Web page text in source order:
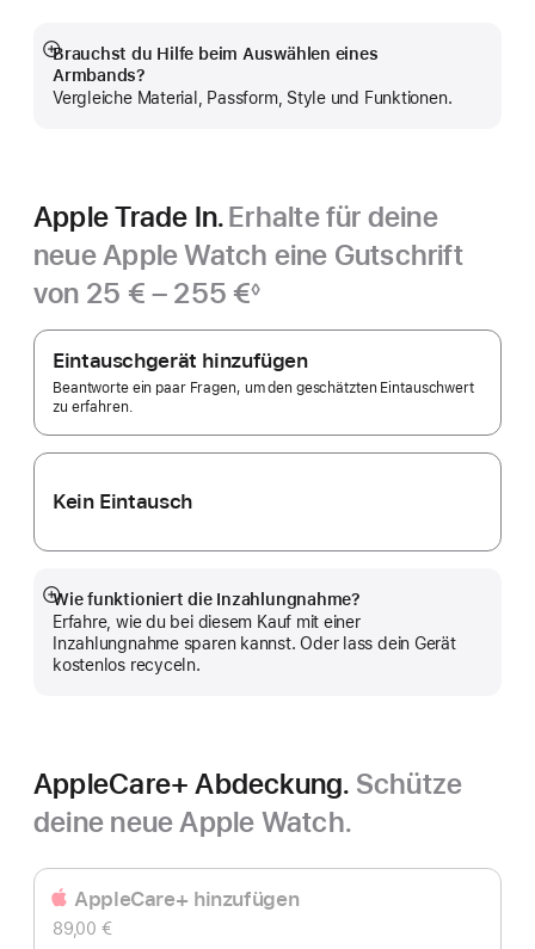
Brauchst du Hilfe beim Auswählen eines
Armbands?
Vergleiche Material, Passform, Style und Funktionen.
Mehr
anzeigen
Apple Trade In.Erhalte für deine
neue Apple Watch eine Gutschrift
von 25 € – 255 €◊
Apple
Trade In.
Eintauschgerät hinzufügen
Beantworte ein paar Fragen, um den geschätzten Eintauschwert
zu erfahren.
Kein Eintausch
Wie funktioniert die Inzahlungnahme?
Erfahre, wie du bei diesem Kauf mit einer
Inzahlungnahme sparen kannst. Oder lass dein Gerät
kostenlos recyceln.
Mehr
anzeigen
AppleCare+ Abdeckung. Schütze
deine neue Apple Watch.
AppleCare+ hinzufügen
89,00 €